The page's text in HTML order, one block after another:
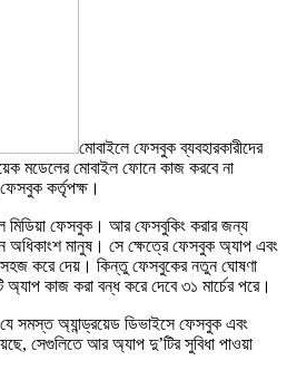
মোবাইলে ফেসবুক ব্যবহারকারীদের
মডেলের মোবাইল ফোনে কাজ করবে না
কর্তৃপক্ষ।
মিডিয়া ফেসবুক। আর ফেসবুকিং করার জন্য
অধিকাংশ মানুষ। সে ক্ষেত্রে ফেসবুক অ্যাপ এবং
সহজ করে দেয়। কিন্তু ফেসবুকের নতুন ঘোষণা
কাজ করা বন্ধ করে দেবে ৩১ মার্চের পরে।
সমস্ত অ্যান্ড্রয়েড ডিভাইসে ফেসবুক এবং
সেগুলিতে আর অ্যাপ দু’টির সুবিধা পাওয়া